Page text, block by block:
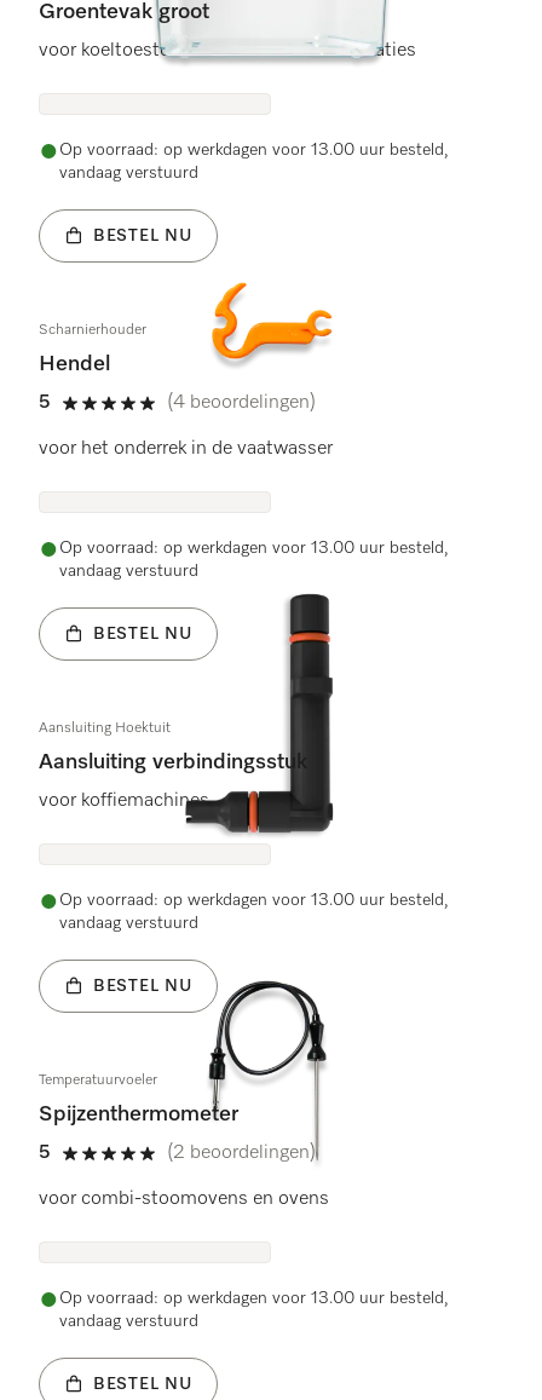
Groentevak groot
voor koeltoestellen en koel-vriescombinaties
Op voorraad: op werkdagen voor 13.00 uur besteld,
vandaag verstuurd
BESTEL NU
Scharnierhouder
Hendel
5
5 sterren van de 5
(4 beoordelingen)
voor het onderrek in de vaatwasser
Op voorraad: op werkdagen voor 13.00 uur besteld,
vandaag verstuurd
BESTEL NU
Aansluiting Hoektuit
Aansluiting verbindingsstuk
voor koffiemachines
Op voorraad: op werkdagen voor 13.00 uur besteld,
vandaag verstuurd
BESTEL NU
Temperatuurvoeler
Spijzenthermometer
5
5 sterren van de 5
(2 beoordelingen)
voor combi-stoomovens en ovens
Op voorraad: op werkdagen voor 13.00 uur besteld,
vandaag verstuurd
BESTEL NU